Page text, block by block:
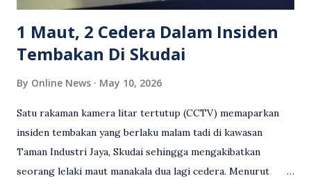
terhadap wanita dipercayai menjadi mangs...
1 Maut, 2 Cedera Dalam Insiden
Tembakan Di Skudai
By Online News May 10, 2026
Satu rakaman kamera litar tertutup (CCTV) memaparkan
insiden tembakan yang berlaku malam tadi di kawasan
Taman Industri Jaya, Skudai sehingga mengakibatkan
seorang lelaki maut manakala dua lagi cedera. Menurut